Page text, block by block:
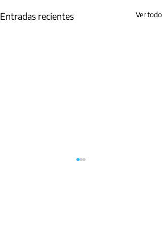
Entradas recientes Ver todo